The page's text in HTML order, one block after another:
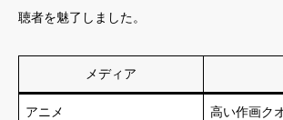
聴者を魅了しました。
メディア
アニメ 高い作画ク